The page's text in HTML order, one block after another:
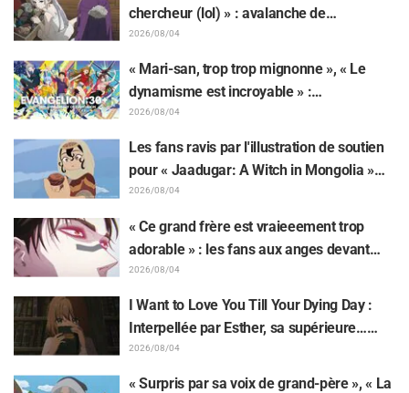
chercheur (lol) » : avalanche de
moqueries affectueuses face à la peluche
de Frieren piégée par un Mimique lors
d'une exposition de « Frieren »
2026/08/04
« Mari-san, trop trop mignonne », « Le
dynamisme est incroyable » :
retentissement suite au dévoilement d'un
superbe dessin de Hidenori Matsubara
représentant les trois filles de « Neon
Genesis Evangelion » en combinaison
2026/08/04
Les fans ravis par l'illustration de soutien
pour « Jaadugar: A Witch in Mongolia »
dessinée par l'auteur de « Yowamushi
Pedal » : « Voilà ce qui se passe quand la
personne avec le style le plus différent
2026/08/04
« Ce grand frère est vraieeement trop
adorable » : les fans aux anges devant
Choso se rapprochant de Yūji Itadori sur
l'illustration inédite de l'exposition de
l'anime « JUJUTSU KAISEN »
2026/08/04
I Want to Love You Till Your Dying Day :
Interpellée par Esther, sa supérieure…
Synopsis, visuels, bande-annonce WEB et
affiches de l'épisode 5 de l'anime dévoilés
2026/08/04
« Surpris par sa voix de grand-père », « La